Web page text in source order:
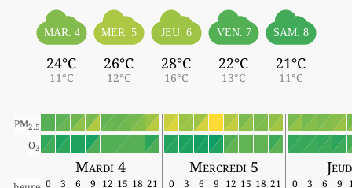
MAR. 4
24°C
11°C
MER. 5
26°C
12°C
JEU. 6
28°C
16°C
VEN. 7
22°C
13°C
SAM. 8
21°C
11°C
PM2.5
O3
Mardi 4 Mercredi 5
0 3 6 9 12 15 18 21 0 3 6 9 12 15 18 21 0 3 6 9